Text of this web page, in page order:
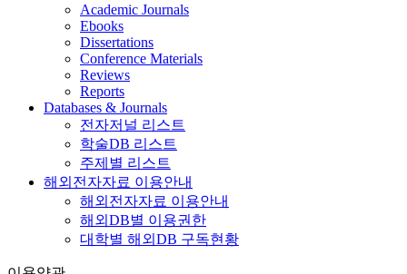
Academic Journals
Ebooks
Dissertations
Conference Materials
Reviews
Reports
Databases & Journals
전자저널 리스트
학술DB 리스트
주제별 리스트
해외전자자료 이용안내
해외전자자료 이용안내
해외DB별 이용권한
대학별 해외DB 구독현황